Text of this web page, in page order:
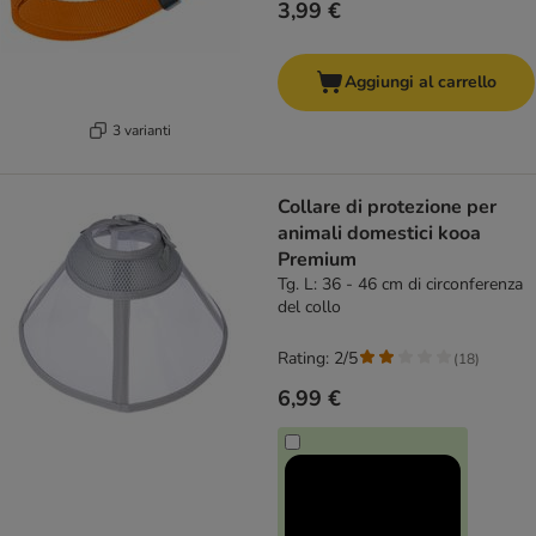
3 varianti
3,99 €
Aggiungi al carrello
Collare di protezione per
animali domestici kooa
Premium
Tg. L: 36 - 46 cm di circonferenza
del collo
6,99 €
Rating: 2/5 (18)